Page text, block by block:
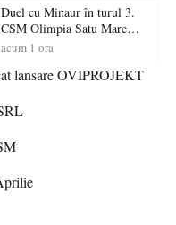
„Oțeloaia rămâne un brand
al Codrului”
Duel cu Minaur în turul 3.
CSM Olimpia Satu Mare
începe aventura în Cupa
acum 1 ora